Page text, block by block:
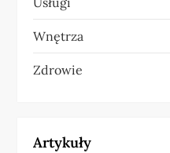
Wnętrza
Zdrowie
Artykuły